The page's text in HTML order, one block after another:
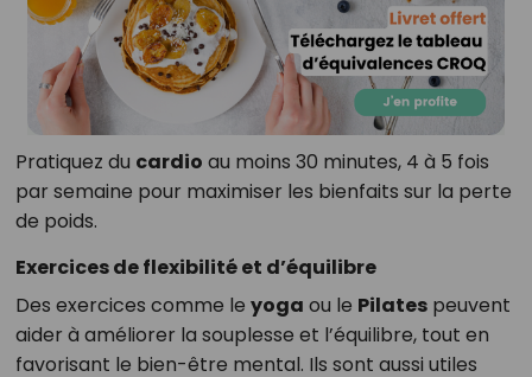
Pratiquez du cardio au moins 30 minutes, 4 à 5 fois
par semaine pour maximiser les bienfaits sur la perte
de poids.
Exercices de flexibilité et d’équilibre
Des exercices comme le yoga ou le Pilatespeuvent
aider à améliorer la souplesse et l’équilibre, tout en
favorisant le bien-être mental. Ils sont aussi utiles